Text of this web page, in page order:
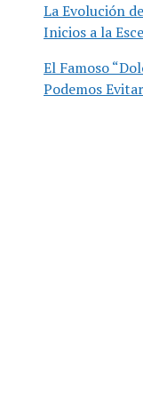
La Evolución
Inicios a la
El Famoso
Podemos